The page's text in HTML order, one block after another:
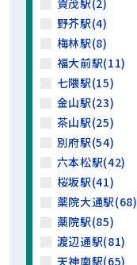
野芥駅(4)
梅林駅(8)
福大前駅(11)
七隈駅(15)
金山駅(23)
茶山駅(25)
別府駅(54)
六本松駅(42)
桜坂駅(41)
薬院大通駅(68)
薬院駅(85)
渡辺通駅(81)
天神南駅(65)